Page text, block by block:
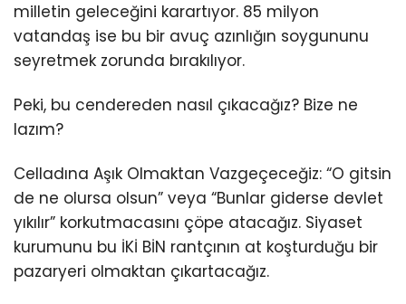
milletin geleceğini karartıyor. 85 milyon
vatandaş ise bu bir avuç azınlığın soygununu
seyretmek zorunda bırakılıyor.
Peki, bu cendereden nasıl çıkacağız? Bize ne
lazım?
Celladına Aşık Olmaktan Vazgeçeceğiz: “O gitsin
de ne olursa olsun” veya “Bunlar giderse devlet
yıkılır” korkutmacasını çöpe atacağız. Siyaset
kurumunu bu İKİ BİN rantçının at koşturduğu bir
pazaryeri olmaktan çıkartacağız.